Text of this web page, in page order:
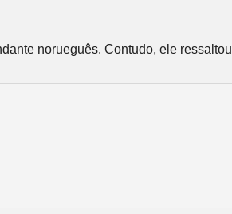
norueguês. Contudo, ele